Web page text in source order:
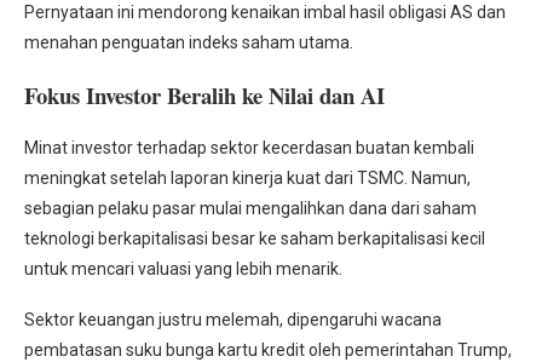
Pernyataan ini mendorong kenaikan imbal hasil obligasi AS dan
menahan penguatan indeks saham utama.
Fokus Investor Beralih ke Nilai dan AI
Minat investor terhadap sektor kecerdasan buatan kembali
meningkat setelah laporan kinerja kuat dari TSMC. Namun,
sebagian pelaku pasar mulai mengalihkan dana dari saham
teknologi berkapitalisasi besar ke saham berkapitalisasi kecil
untuk mencari valuasi yang lebih menarik.
Sektor keuangan justru melemah, dipengaruhi wacana
pembatasan suku bunga kartu kredit oleh pemerintahan Trump,